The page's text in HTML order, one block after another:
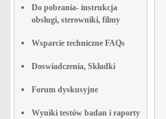
Do pobrania- instrukcja
obslugi, sterowniki, filmy
Wsparcie techniczne FAQs
Doswiadczenia, Składki
Forum dyskusyjne
Wyniki testów badan i raporty